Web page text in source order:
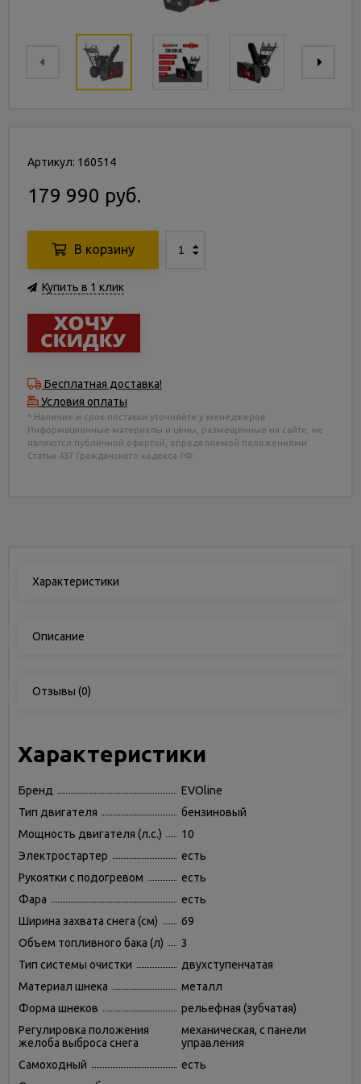
Артикул: 160514
179 990 руб.
В корзину
Купить в 1 клик
Бесплатная доставка!
Условия оплаты
* Наличие и срок поставки уточняйте у менеджеров.
Информационные материалы и цены, размещенные на сайте, не
являются публичной офертой, определяемой положениями
Статьи 437 Гражданского кодекса РФ.
Характеристики
Описание
Отзывы (0)
Характеристики
Бренд
EVOline
Тип двигателя
бензиновый
Мощность двигателя (л.с.)
10
Электростартер
есть
Рукоятки с подогревом
есть
Фара
есть
Ширина захвата снега (см)
69
Объем топливного бака (л)
3
Тип системы очистки
двухступенчатая
Материал шнека
металл
Форма шнеков
рельефная (зубчатая)
Регулировка положения
желоба выброса снега
механическая, с панели
управления
Самоходный
есть